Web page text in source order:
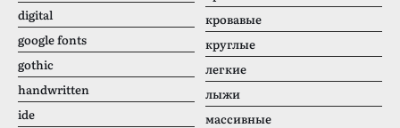
digital
google fonts
gothic
handwritten
ide
кровавые
круглые
легкие
лыжи
массивные